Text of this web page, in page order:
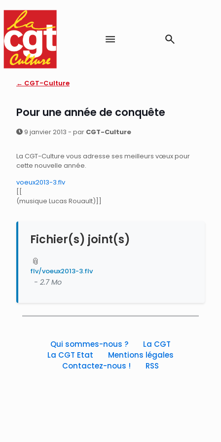
← CGT-Culture
Pour une année de conquête
9 janvier 2013 - par CGT-Culture
La CGT-Culture vous adresse ses meilleurs vœux pour
cette nouvelle année.
voeux2013-3.flv
(musique Lucas Rouault)]]
Fichier(s) joint(s)
📎
flv/voeux2013-3.flv
- 2.7 Mo
Qui sommes-nous ?
La CGT
La CGT Etat
Mentions légales
Contactez-nous !
RSS